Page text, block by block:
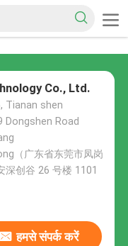
Co., Ltd.
Tianan shen
Dongshen Road
（广东省东莞市凤岗
深创谷 26 号楼 1101
हमसे संपर्क करें